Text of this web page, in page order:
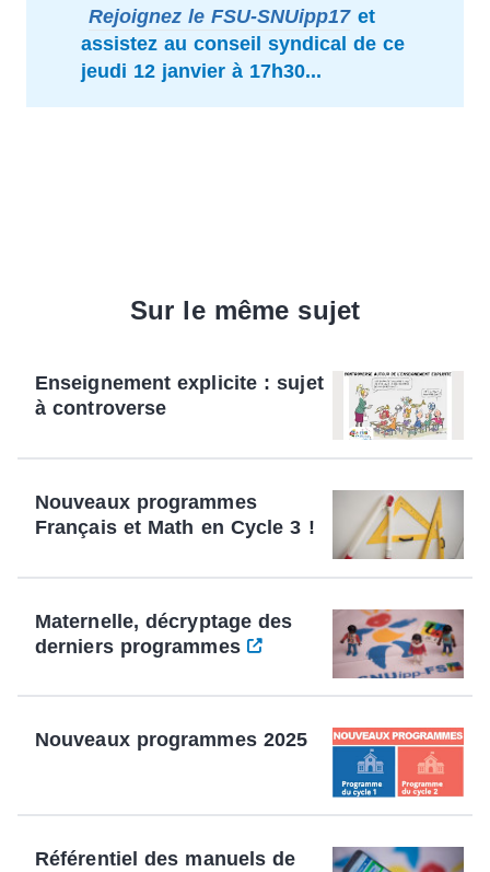
Rejoignez le FSU-SNUipp17 et
assistez au conseil syndical de ce
jeudi 12 janvier à 17h30...
Sur le même sujet
Enseignement explicite : sujet
à controverse
Nouveaux programmes
Français et Math en Cycle 3 !
Maternelle, décryptage des
derniers programmes
Nouveaux programmes 2025
Référentiel des manuels de